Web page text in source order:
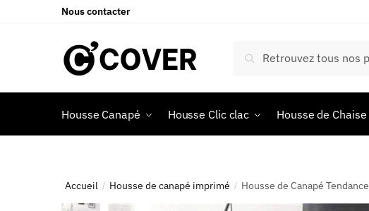
Nous contacter
Recherche
Housse Canapé Housse Clic clac Housse de Chaise
Accueil / Housse de canapé imprimé / Housse de Canapé Tendance